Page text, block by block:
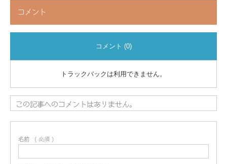
コメント
コメント (0)
トラックバックは利用できません。
この記事へのコメントはありません。
名前 ( 必須 )